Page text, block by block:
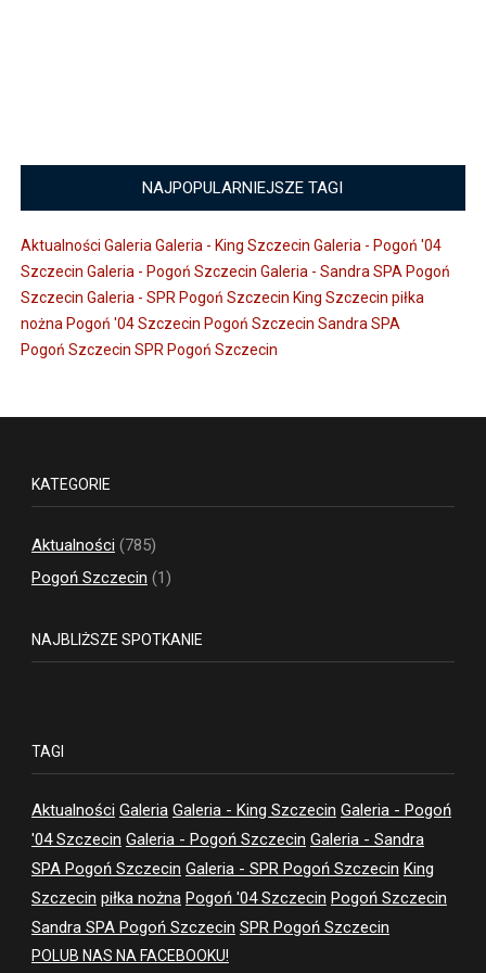
NAJPOPULARNIEJSZE TAGI
Aktualności GaleriaGaleria - King Szczecin Galeria - Pogoń '04
Szczecin Galeria - Pogoń Szczecin Galeria - Sandra SPA Pogoń
Szczecin Galeria - SPR Pogoń Szczecin King Szczecin piłka
nożna Pogoń '04 Szczecin Pogoń Szczecin Sandra SPA
Pogoń Szczecin SPR Pogoń Szczecin
KATEGORIE
Aktualności (785)
Pogoń Szczecin (1)
NAJBLIŻSZE SPOTKANIE
TAGI
Aktualności Galeria Galeria - King Szczecin Galeria - Pogoń
'04 Szczecin Galeria - Pogoń Szczecin Galeria - Sandra
SPA Pogoń Szczecin Galeria - SPR Pogoń Szczecin King
Szczecin piłka nożna Pogoń '04 Szczecin Pogoń Szczecin
Sandra SPA Pogoń Szczecin SPR Pogoń Szczecin
POLUB NAS NA FACEBOOKU!